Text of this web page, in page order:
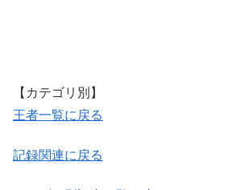
【カテゴリ別】
王者一覧に戻る
記録関連に戻る